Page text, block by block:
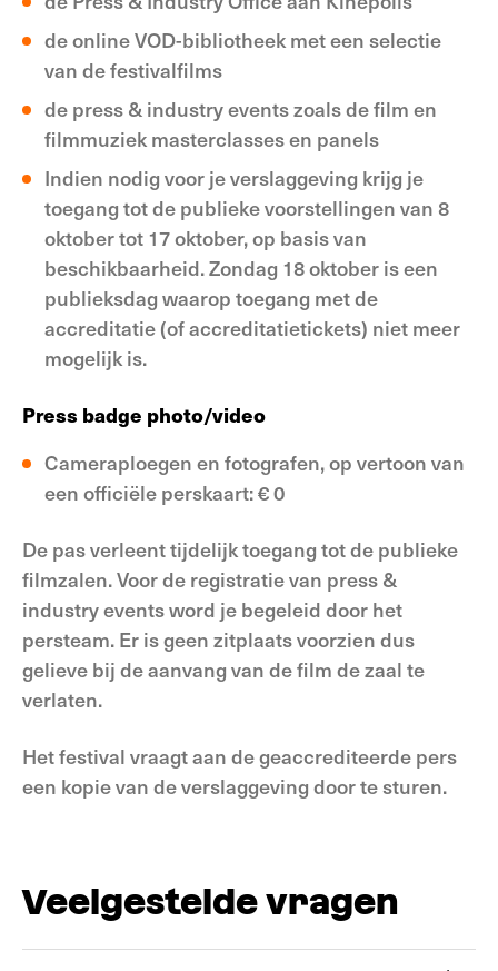
de online VOD-bibliotheek met een selectie
van de festivalfilms
de press & industry events zoals de film en
filmmuziek masterclasses en panels
Indien nodig voor je verslaggeving krijg je
toegang tot de publieke voorstellingen van 8
oktober tot 17 oktober, op basis van
beschikbaarheid. Zondag 18 oktober is een
publieksdag waarop toegang met de
accreditatie (of accreditatietickets) niet meer
mogelijk is.
Press badge photo/video
Cameraploegen en fotografen, op vertoon van
een officiële perskaart: € 0
De pas verleent tijdelijk toegang tot de publieke
filmzalen. Voor de registratie van press &
industry events word je begeleid door het
persteam. Er is geen zitplaats voorzien dus
gelieve bij de aanvang van de film de zaal te
verlaten.
Het festival vraagt aan de geaccrediteerde pers
een kopie van de verslaggeving door te sturen.
Veelgestelde vragen